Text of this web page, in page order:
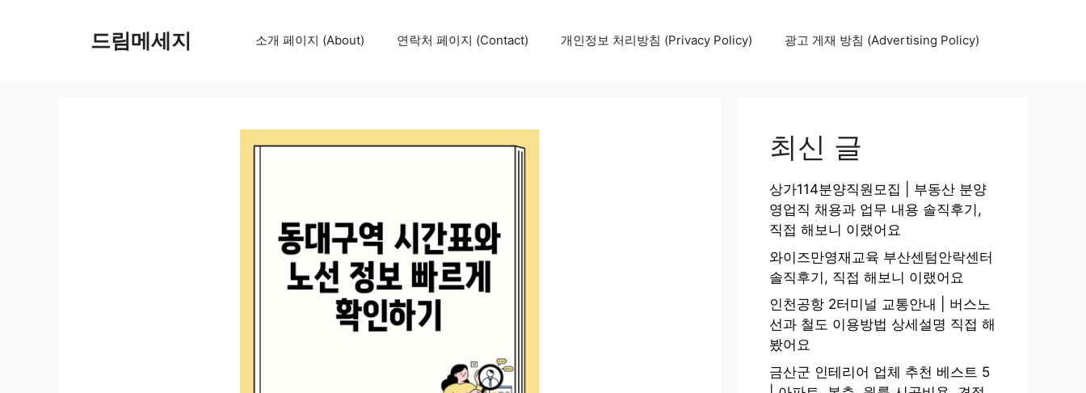
드림메세지 소개 페이지 (About) 연락처 페이지 (Contact) 개인정보 처리방침 (Privacy Policy) 광고 게재 방침 (Advertising Policy)
최신 글
상가114분양직원모집 | 부동산 분양
영업직 채용과 업무 내용 솔직후기,
직접 해보니 이랬어요
와이즈만영재교육 부산센텀안락센터
솔직후기, 직접 해보니 이랬어요
인천공항 2터미널 교통안내 | 버스노
선과 철도 이용방법 상세설명 직접 해
봤어요
금산군 인테리어 업체 추천 베스트 5